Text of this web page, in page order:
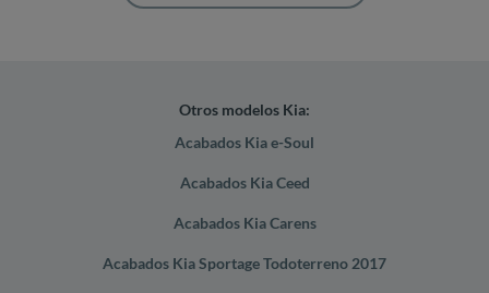
Otros modelos Kia:
Acabados Kia e-Soul
Acabados Kia Ceed
Acabados Kia Carens
Acabados Kia Sportage Todoterreno 2017